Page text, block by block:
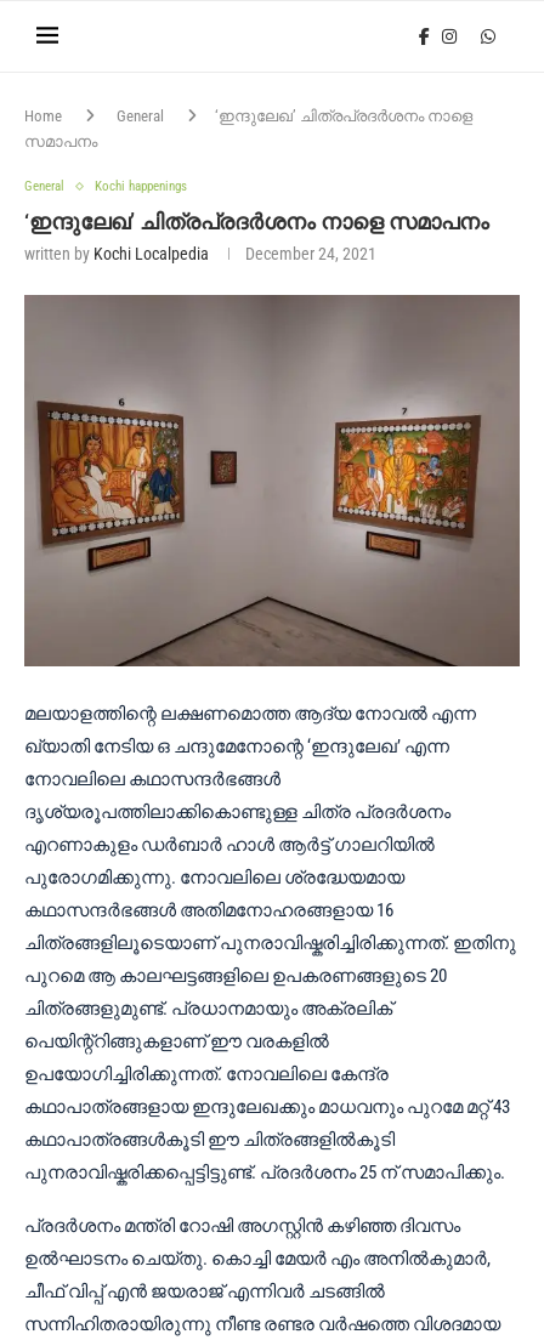
Home General
‘ഇന്ദുലേഖ’ ചിത്രപ്രദർശനം നാളെ
സമാപനം
General Kochi happenings
‘ഇന്ദുലേഖ’ ചിത്രപ്രദർശനം നാളെ സമാപനം
written by Kochi Localpedia December 24, 2021
മലയാളത്തിന്റെ ലക്ഷണമൊത്ത ആദ്യ നോവൽ എന്ന
ഖ്യാതി നേടിയ ഒ ചന്ദുമേനോന്റെ ‘ഇന്ദുലേഖ’ എന്ന
നോവലിലെ കഥാസന്ദർഭങ്ങൾ
ദൃശ്യരൂപത്തിലാക്കികൊണ്ടുള്ള ചിത്ര പ്രദർശനം
എറണാകുളം ഡർബാർ ഹാൾ ആർട്ട് ഗാലറിയിൽ
പുരോഗമിക്കുന്നു. നോവലിലെ ശ്രദ്ധേയമായ
കഥാസന്ദർഭങ്ങൾ അതിമനോഹരങ്ങളായ 16
ചിത്രങ്ങളിലൂടെയാണ് പുനരാവിഷ്കരിച്ചിരിക്കുന്നത്. ഇതിനു
പുറമെ ആ കാലഘട്ടങ്ങളിലെ ഉപകരണങ്ങളുടെ 20
ചിത്രങ്ങളുമുണ്ട്. പ്രധാനമായും അക്രലിക്
പെയിന്റ്റിങ്ങുകളാണ് ഈ വരകളിൽ
ഉപയോഗിച്ചിരിക്കുന്നത്. നോവലിലെ കേന്ദ്ര
കഥാപാത്രങ്ങളായ ഇന്ദുലേഖക്കും മാധവനും പുറമേ മറ്റ് 43
കഥാപാത്രങ്ങൾകൂടി ഈ ചിത്രങ്ങളിൽകൂടി
പുനരാവിഷ്കരിക്കപ്പെട്ടിട്ടുണ്ട്. പ്രദർശനം 25 ന് സമാപിക്കും.
പ്രദർശനം മന്ത്രി റോഷി അഗസ്റ്റിൻ കഴിഞ്ഞ ദിവസം
ഉൽഘാടനം ചെയ്‌തു. കൊച്ചി മേയർ എം അനിൽകുമാർ,
ചീഫ് വിപ്പ് എൻ ജയരാജ് എന്നിവർ ചടങ്ങിൽ
സന്നിഹിതരായിരുന്നു നീണ്ട രണ്ടര വർഷത്തെ വിശദമായ